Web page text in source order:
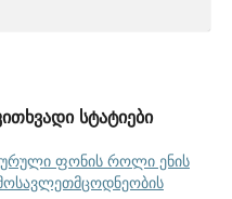
სტატიები
ფონის როლი ენის